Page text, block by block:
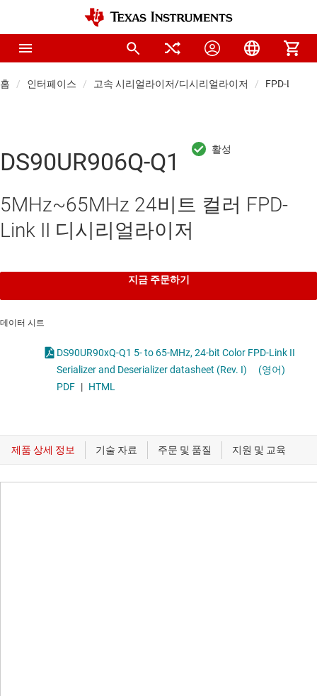
홈 인터페이스 고속 시리얼라이저/디시리얼라이저 FPD-Link
DS90UR906Q-Q1
5MHz~65MHz 24비트 컬러 FPD-
Link II 디시리얼라이저
지금 주문하기
데이터 시트
DS90UR90xQ-Q1 5- to 65-MHz, 24-bit Color FPD-Link II
Serializer and Deserializer datasheet (Rev. I)
(영어)
PDF | HTML